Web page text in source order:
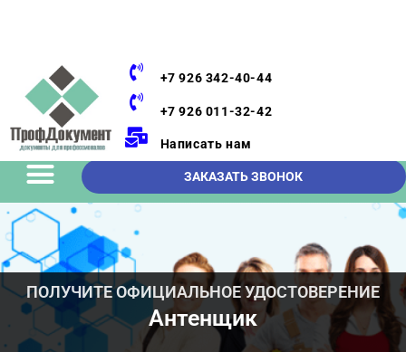
+7 926 342-40-44
+7 926 011-32-42
Написать нам
ЗАКАЗАТЬ ЗВОНОК
ПОЛУЧИТЕ ОФИЦИАЛЬНОЕ УДОСТОВЕРЕНИЕ
Антенщик